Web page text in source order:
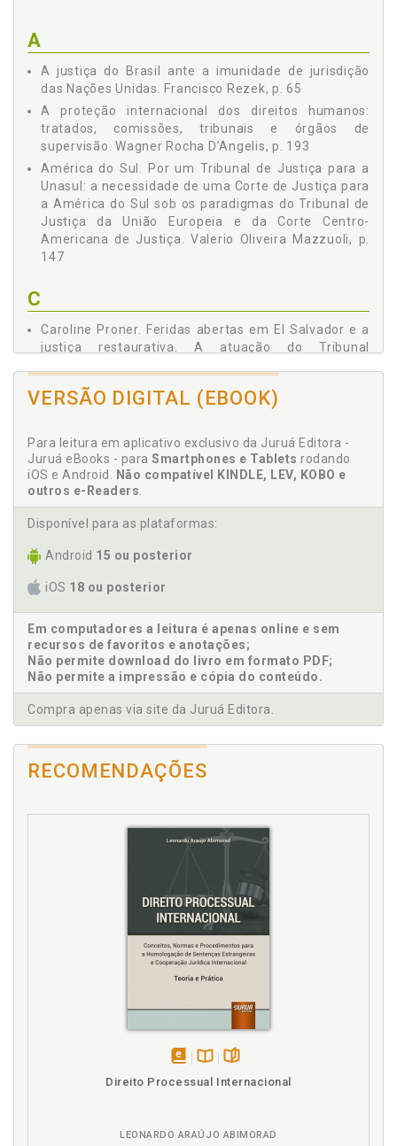
NECESSIDADE DE UMA CORTE DE JUSTIÇA PARA A
AMÉRICA DO SUL SOB OS PARADIGMAS DO TRIBUNAL DE
JUSTIÇA DA UNIÃO EUROPEIA E DA CORTE CENTRO-
AMERICANA DE JUSTIÇA - Valerio de Oliveira Mazzuoli, p.
A PROTEÇÃO INTERNACIONAL DOS DIREITOS HUMANOS:
TRATADOS, COMISSÕES, TRIBUNAIS E ÓRGÃOS DE
SUPERVISÃO - Wagner Rocha D’Angelis, p. 193
A
A justiça do Brasil ante a imunidade de jurisdição
das Nações Unidas. Francisco Rezek, p. 65
A proteção internacional dos direitos humanos:
tratados, comissões, tribunais e órgãos de
supervisão. Wagner Rocha D’Angelis, p. 193
América do Sul. Por um Tribunal de Justiça para a
Unasul: a necessidade de uma Corte de Justiça para
a América do Sul sob os paradigmas do Tribunal de
Justiça da União Europeia e da Corte Centro-
Americana de Justiça. Valerio Oliveira Mazzuoli, p.
147
C
Caroline Proner. Feridas abertas em El Salvador e a
justiça restaurativa. A atuação do Tribunal
Comissões. A proteção internacional dos direitos
supervisão. Wagner Rocha D’Angelis, p. 193
Consequências jurídicas da edificação de um muro
nos territórios palestinos ocupados (parecer
consultivo da corte internacional de justiça de
09.07.2004). Salem H. Nasser, p. 121
de Justiça para a Unasul: a necessidade de uma
paradigmas do Tribunal de Justiça da União
Valerio Oliveira Ma, p. 147
Corte de Justiça. Por um Tribunal de Justiça para a
Unasul: a necessidade de uma Corte de Justiça para
a América do Sul sob os paradigmas do Tribunal de
Justiça da União Europeia e da Corte Centro-
Americana de Justiça. Valerio Oliveira Mazzuoli, p.
Corte Interamericana de Direitos Humanos. Poder
Judiciário, desafios transicionais e leis de anistia: a
de Figueiredo Caldas, p. 97
Corte Internacional de Justiça. Consequências
internacional de justiça de 09.07.2004). Salem H.
Crimes de lesa humanidade. Feridas abertas em El
Salvador e a justiça restaurativa. A atuação do
Tribunal Internacional para a aplicação da justiça
restaurativa e os crimes de lesa humanidade. Carol
opiniões consultivas Mercosul, democracia e a
VERSÃO DIGITAL (EBOOK)
Para leitura em aplicativo exclusivo da Juruá Editora -
Juruá eBooks - para Smartphones e Tablets rodando
iOS e Android. Não compatível KINDLE, LEV, KOBO e
outros e-Readers.
Disponível para as plataformas:
Android 15 ou posterior
iOS 18 ou posterior
Em computadores a leitura é apenas online e sem
recursos de favoritos e anotações;
Não permite download do livro em formato PDF;
Não permite a impressão e cópia do conteúdo.
Compra apenas via site da Juruá Editora.
RECOMENDAÇÕES
disponívelDisponível
Direito Processual Internacional
LEONARDO ARAÚJO ABIMORAD